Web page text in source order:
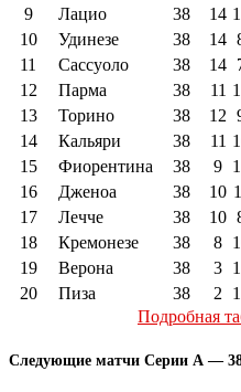
9
Лацио 38 14
10
Удинезе 38 14
11
Сассуоло 38 14
12
Парма 38 11
13
Торино 38 12
14
Кальяри 38 11
15
Фиорентина 38 9
16
Дженоа 38 10
17
Лечче 38 10
18
Кремонезе 38 8
19
Верона 38 3
20
Пиза 38 2
Подробная
Следующие матчи Серии А —